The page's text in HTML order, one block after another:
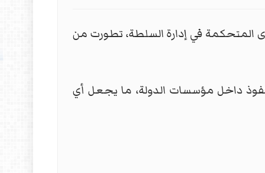
المتحكمة في إدارة السلطة، تطورت من
داخل مؤسسات الدولة، ما يجعل أي